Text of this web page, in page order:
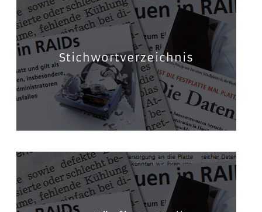
Stichwortverzeichnis